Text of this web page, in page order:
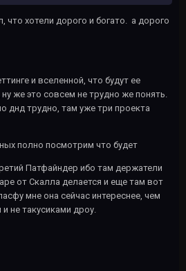
хотели дорого и богато. а дорого
и вселенной, что будут ее
же это совсем не трудно же понять.
днд трудно, там уже три проекта
полно посмотрим что будет
Патфайндер ибо там держатели
от Скалла делается и еще там вот
мне она сейчас интереснее, чем
не такусиками дроу.